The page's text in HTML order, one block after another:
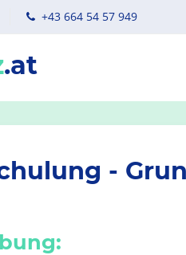
+43 664 54 57 949
.at
-